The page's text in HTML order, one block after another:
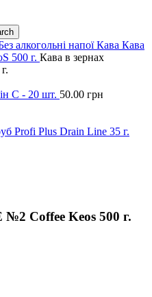
алкогольні напоїКава Кава
500 г. Кава в зернах
С - 20 шт. 50.00 грн
Profi Plus Drain Line 35 г.
Coffee Keos 500 г.